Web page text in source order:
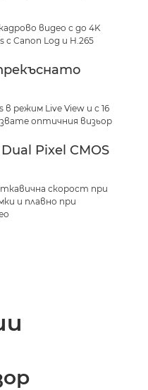
видео с до 4K
с Canon Log и H.265
режим Live View и с 16
оптичния визьор
Pixel CMOS
скорост при
и плавно при